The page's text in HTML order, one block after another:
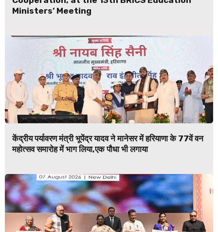
Ministers’ Meeting
केंद्रीय पर्यावरण मंत्री भूपेंद्र यादव ने मानेसर में हरियाणा के 77वें वन
महोत्सव समारोह में भाग लिया,एक पौधा भी लगाया